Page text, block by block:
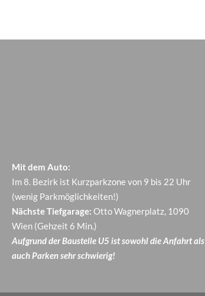
Mit dem Auto:
Im 8. Bezirk ist Kurzparkzone von 9 bis 22 Uhr
(wenig Parkmöglichkeiten!)
Nächste Tiefgarage: Otto Wagnerplatz, 1090
Wien (Gehzeit 6 Min.)
Aufgrund der Baustelle U5 ist sowohl die Anfahrt als
auch Parken sehr schwierig!